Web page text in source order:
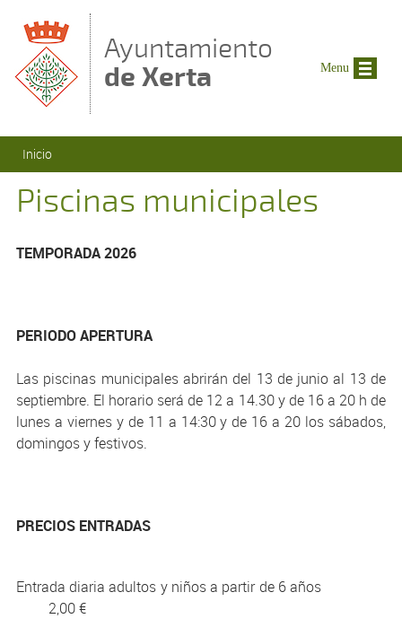
Ayuntamiento
de Xerta
Se encuentra usted aquí
Inicio
Piscinas municipales
TEMPORADA 2026
PERIODO APERTURA
Las piscinas municipales abrirán del 13 de junio al 13 de
septiembre. El horario será de 12 a 14.30 y de 16 a 20 h de
lunes a viernes y de 11 a 14:30 y de 16 a 20 los sábados,
domingos y festivos.
PRECIOS ENTRADAS
Entrada diaria adultos y niños a partir de 6 años
2,00 €
Menu